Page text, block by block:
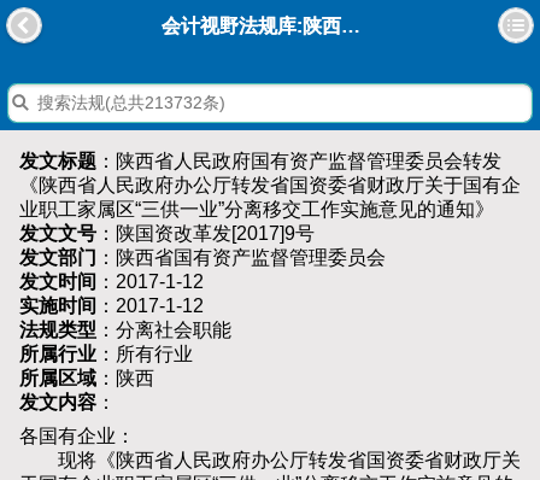
会计视野法规库:陕西省人民政府国有资产监督管理委员会转发《陕西省人民政府办公厅转发省国资委省财政厅关于国有企业职工家属区“三供一业”分离移交工作实施意见的通知》
发文标题 ：陕西省人民政府国有资产监督管理委员会转发
《陕西省人民政府办公厅转发省国资委省财政厅关于国有企
业职工家属区“三供一业”分离移交工作实施意见的通知》
发文文号 ：陕国资改革发[2017]9号
发文部门 ：陕西省国有资产监督管理委员会
发文时间 ：2017-1-12
实施时间 ：2017-1-12
法规类型 ：分离社会职能
所属行业 ：所有行业
所属区域 ：陕西
发文内容 ：
各国有企业：
现将《陕西省人民政府办公厅转发省国资委省财政厅关